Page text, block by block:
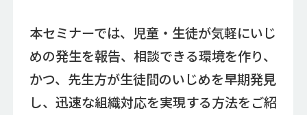
本セミナーでは、児童・生徒が気軽にいじ
めの発生を報告、相談できる環境を作り、
かつ、先生方が生徒間のいじめを早期発見
し、迅速な組織対応を実現する方法をご紹